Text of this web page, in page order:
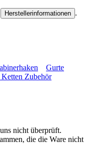
Herstellerinformationen .
Gurte
Zubehör
nicht überprüft.
die die Ware nicht